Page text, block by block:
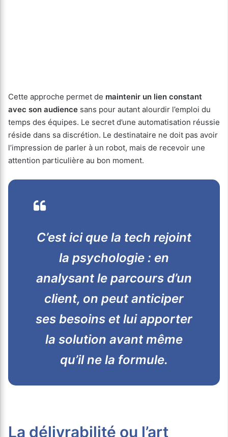
Cette approche permet de maintenir un lien constant
avec son audience sans pour autant alourdir l’emploi du
temps des équipes. Le secret d’une automatisation réussie
réside dans sa discrétion. Le destinataire ne doit pas avoir
l’impression de parler à un robot, mais de recevoir une
attention particulière au bon moment.
C’est ici que la tech rejoint
la psychologie : en
analysant le parcours d’un
client, on peut anticiper
ses besoins et lui apporter
la solution avant même
qu’il ne la formule.
La délivrabilité ou l’art